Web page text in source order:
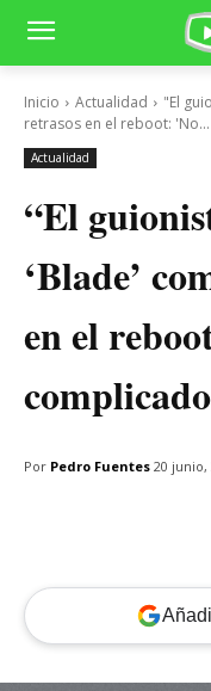
Inicio Actualidad
"El
retrasos en el reboot: 'No...
Actualidad
“El
‘Blade’
en el
Por Pedro Fuentes 20 junio,